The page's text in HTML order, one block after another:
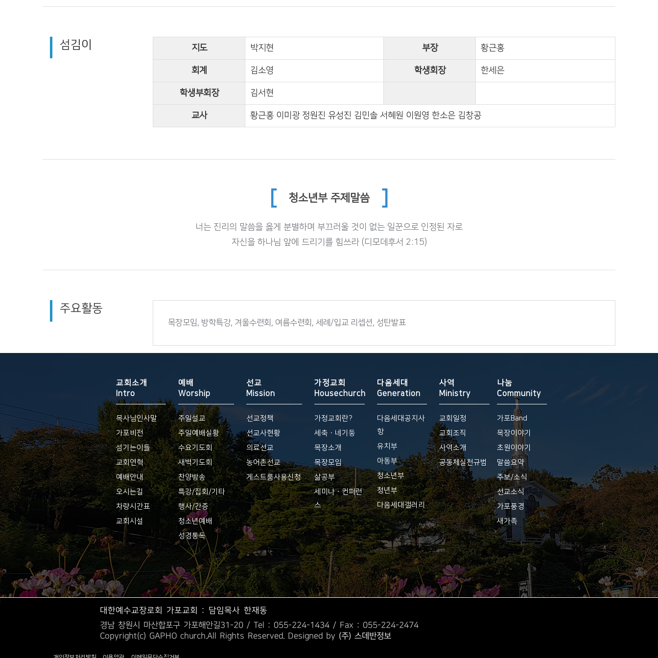
섬김이 지도 박지현 부장 황근홍
회계 김소영 학생회장 한세은
학생부회장 김서현
교사 황근홍 이미광 정원진 유성진 김민솔 서혜원 이원영 한소은 김창공
청소년부 주제말씀
너는 진리의 말씀을 옳게 분별하며 부끄러울 것이 없는 일꾼으로 인정된 자로
자신을 하나님 앞에 드리기를 힘쓰라 (디모데후서 2:15)
주요활동
목장모임, 방학특강, 겨울수련회, 여름수련회, 세례/입교 리셉션, 성탄발표
교회소개
Intro
목사님인사말
가포비전
섬기는이들
교회연혁
예배안내
오시는길
차량시간표
교회시설
예배
Worship
주일설교
주일예배실황
수요기도회
새벽기도회
찬양방송
특강/집회/기타
행사/간증
청소년예배
성경통독
선교
Mission
선교정책
선교사현황
의료선교
농어촌선교
게스트룸사용신청
가정교회
Housechurch
가정교회란?
세축ㆍ네기둥
목장소개
목장모임
삶공부
세미나ㆍ컨퍼런
스
다음세대
Generation
다음세대공지사
항
유치부
아동부
청소년부
청년부
다음세대갤러리
사역
Ministry
교회일정
교회조직
사역소개
공동체실천규범
나눔
Community
가포Band
목장이야기
초원이야기
말씀요약
주보/소식
선교소식
가포풍경
새가족
대한예수교장로회 가포교회 : 담임목사 한재동
경남 창원시 마산합포구 가포해안길31-20 /Tel : 055-224-1434 / Fax : 055-224-2474
Copyright(c) GAPHO church.All Rights Reserved. Designed by (주) 스데반정보